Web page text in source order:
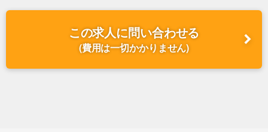
この求人に問い合わせる
(費用は一切かかりません)